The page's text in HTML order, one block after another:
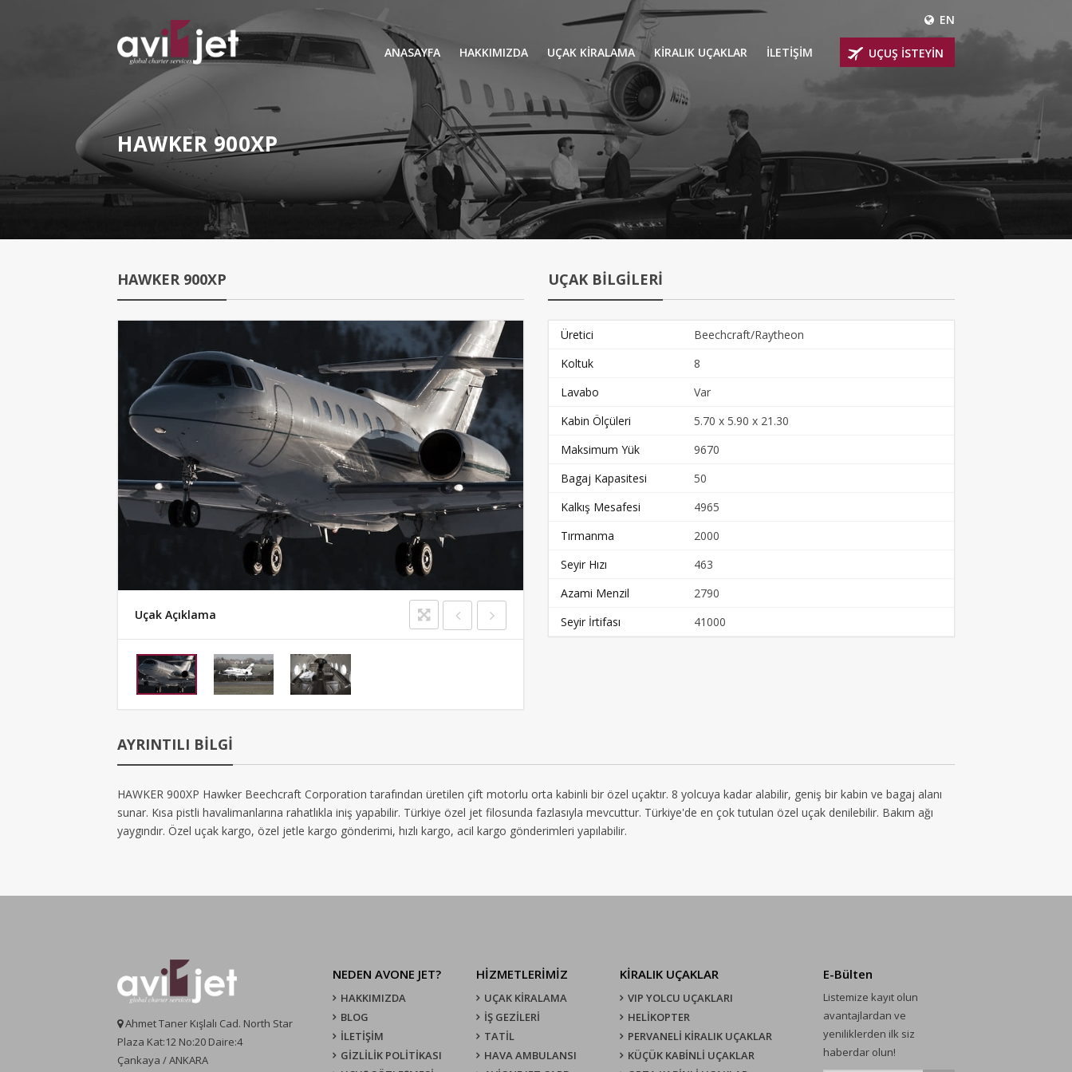
EN
ANASAYFA HAKKIMIZDA UÇAK KİRALAMA
UÇAK KIRALAMA
İŞ GEZİLERİ TATİL
HAVA AMBULANSI
AVİONE JET CARD
KIRALIK UÇAKLAR
VIP YOLCU UÇAKLARI
HELİKOPTER
PERVANELİ KİRALIK UÇAKLAR
KÜÇÜK KABİNLİ UÇAKLAR
ORTA KABİNLİ UÇAKLAR
YOLCU UÇAKLARI
İLETİŞİM UÇUŞ İSTEYİN
HAWKER 900XP
HAWKER 900XP
Uçak Açıklama
UÇAK BİLGİLERİ
Üretici
Beechcraft/Raytheon
Koltuk
8
Lavabo
Var
Kabin Ölçüleri
5.70 x 5.90 x 21.30
Maksimum Yük
9670
Bagaj Kapasitesi
50
Kalkış Mesafesi
4965
Tırmanma
2000
Seyir Hızı
463
Azami Menzil
2790
Seyir İrtifası
41000
AYRINTILI BİLGİ
HAWKER 900XP Hawker Beechcraft Corporation tarafından üretilen çift motorlu orta kabinli bir özel uçaktır. 8 yolcuya kadar alabilir, geniş bir kabin ve bagaj alanı
sunar. Kısa pistli havalimanlarına rahatlıkla iniş yapabilir. Türkiye özel jet filosunda fazlasıyla mevcuttur. Türkiye'de en çok tutulan özel uçak denilebilir. Bakım ağı
yaygındır. Özel uçak kargo, özel jetle kargo gönderimi, hızlı kargo, acil kargo gönderimleri yapılabilir.
Ahmet Taner Kışlalı Cad. North Star
Plaza Kat:12 No:20 Daire:4
Çankaya / ANKARA
NEDEN AVONE JET?
HAKKIMIZDA
BLOG
İLETİŞİM
GİZLİLİK POLİTİKASI
HİZMETLERİMİZ
UÇAK KIRALAMA
İŞ GEZİLERİ
TATİL
HAVA AMBULANSI
KIRALIK UÇAKLAR
VIP YOLCU UÇAKLARI
HELİKOPTER
PERVANELİ KİRALIK UÇAKLAR
KÜÇÜK KABİNLİ UÇAKLAR
E-Bülten
Listemize kayıt olun
avantajlardan ve
yeniliklerden ilk siz
haberdar olun!